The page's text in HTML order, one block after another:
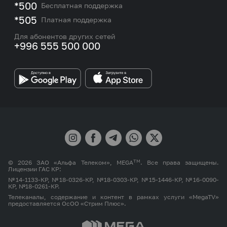
Подбор номера
M2M
Контакты сотрудников отдела по работе с
корпоративными и VIP клиентами
Карта покрытия сети и центров обслуживания
Работа в MEGA
Бренд MEGA
*500 Бесплатная поддержка
*505 Платная поддержка
Для абонентов других сетей
+996 555 500 000
© 2026 ЗАО «Альфа Телеком», MEGATM. Все права защищены.
Лицензии ГАС КР:
№14-1133-КР, №18-0326-КР, №18-0303-КР, №15-1446-КР, №16-0090-
КР, №18-0261-КР.
Телеканалы, содержание и контент в рамках услуги «MegaTV»
предоставляется ОсОО «Стрим Плюс».